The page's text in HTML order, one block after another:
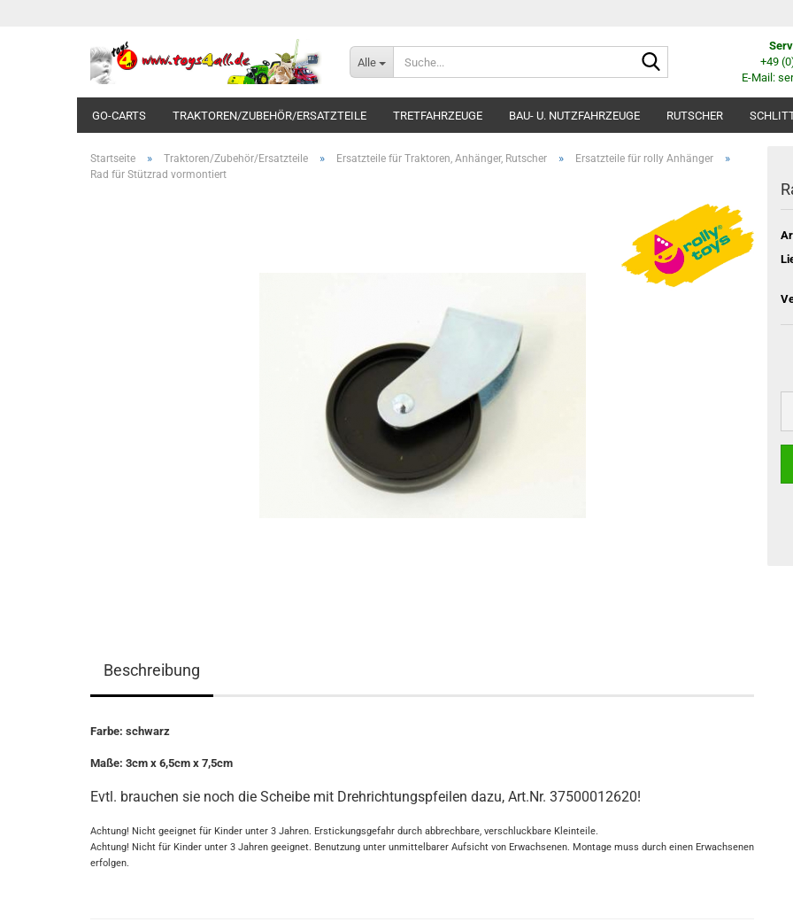
Alle
+49
E-Mail:
GO-CARTS TRAKTOREN/ZUBEHÖR/ERSATZTEILE TRETFAHRZEUGE BAU- U. NUTZFAHRZEUGE RUTSCHER
Startseite » Traktoren/Zubehör/Ersatzteile » Ersatzteile für Traktoren, Anhänger, Rutscher » Ersatzteile für rolly Anhänger »
Rad für Stützrad vormontiert
Beschreibung
Farbe: schwarz
Maße: 3cm x 6,5cm x 7,5cm
Evtl. brauchen sie noch die Scheibe mit Drehrichtungspfeilen dazu, Art.Nr. 37500012620!
Achtung! Nicht geeignet für Kinder unter 3 Jahren. Erstickungsgefahr durch abbrechbare, verschluckbare Kleinteile.
Achtung! Nicht für Kinder unter 3 Jahren geeignet. Benutzung unter unmittelbarer Aufsicht von Erwachsenen. Montage muss durch einen Erwachsenen
erfolgen.